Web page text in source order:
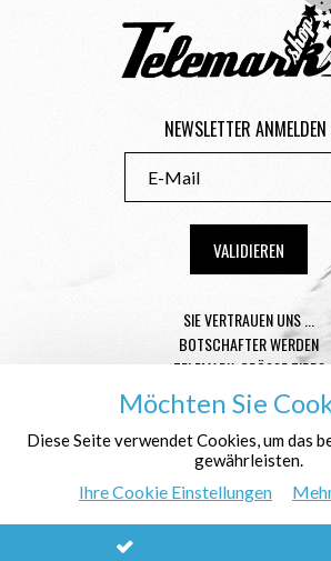
NEWSLETTER
SIE VERTRAUEN UNS ...
BOTSCHAFTER WERDEN
TELEMARK-GRÖSSE TIPPS
CONDITIONS GÉNÉRALES DE
MENTIONS LÉGALES
DATENSCHUTZ
WER SIND WIR ?
Möchten Sie
Diese Seite verwendet Cookies, um das
gewährleisten.
Ihre Cookie Einstellungen